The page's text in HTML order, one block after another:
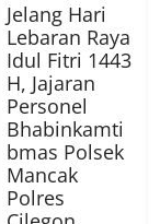
Jelang Hari
Lebaran Raya
Idul Fitri 1443
H, Jajaran
Personel
Bhabinkamti
bmas Polsek
Mancak
Polres